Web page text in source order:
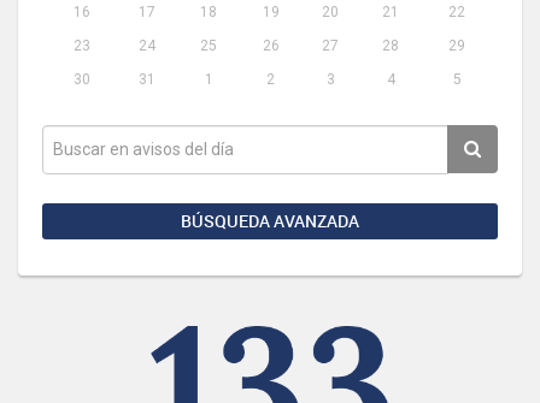
16
17 18 19 20 21
22
23
24 25 26 27 28
29
30
31 1 2 3 4 5
BÚSQUEDA AVANZADA